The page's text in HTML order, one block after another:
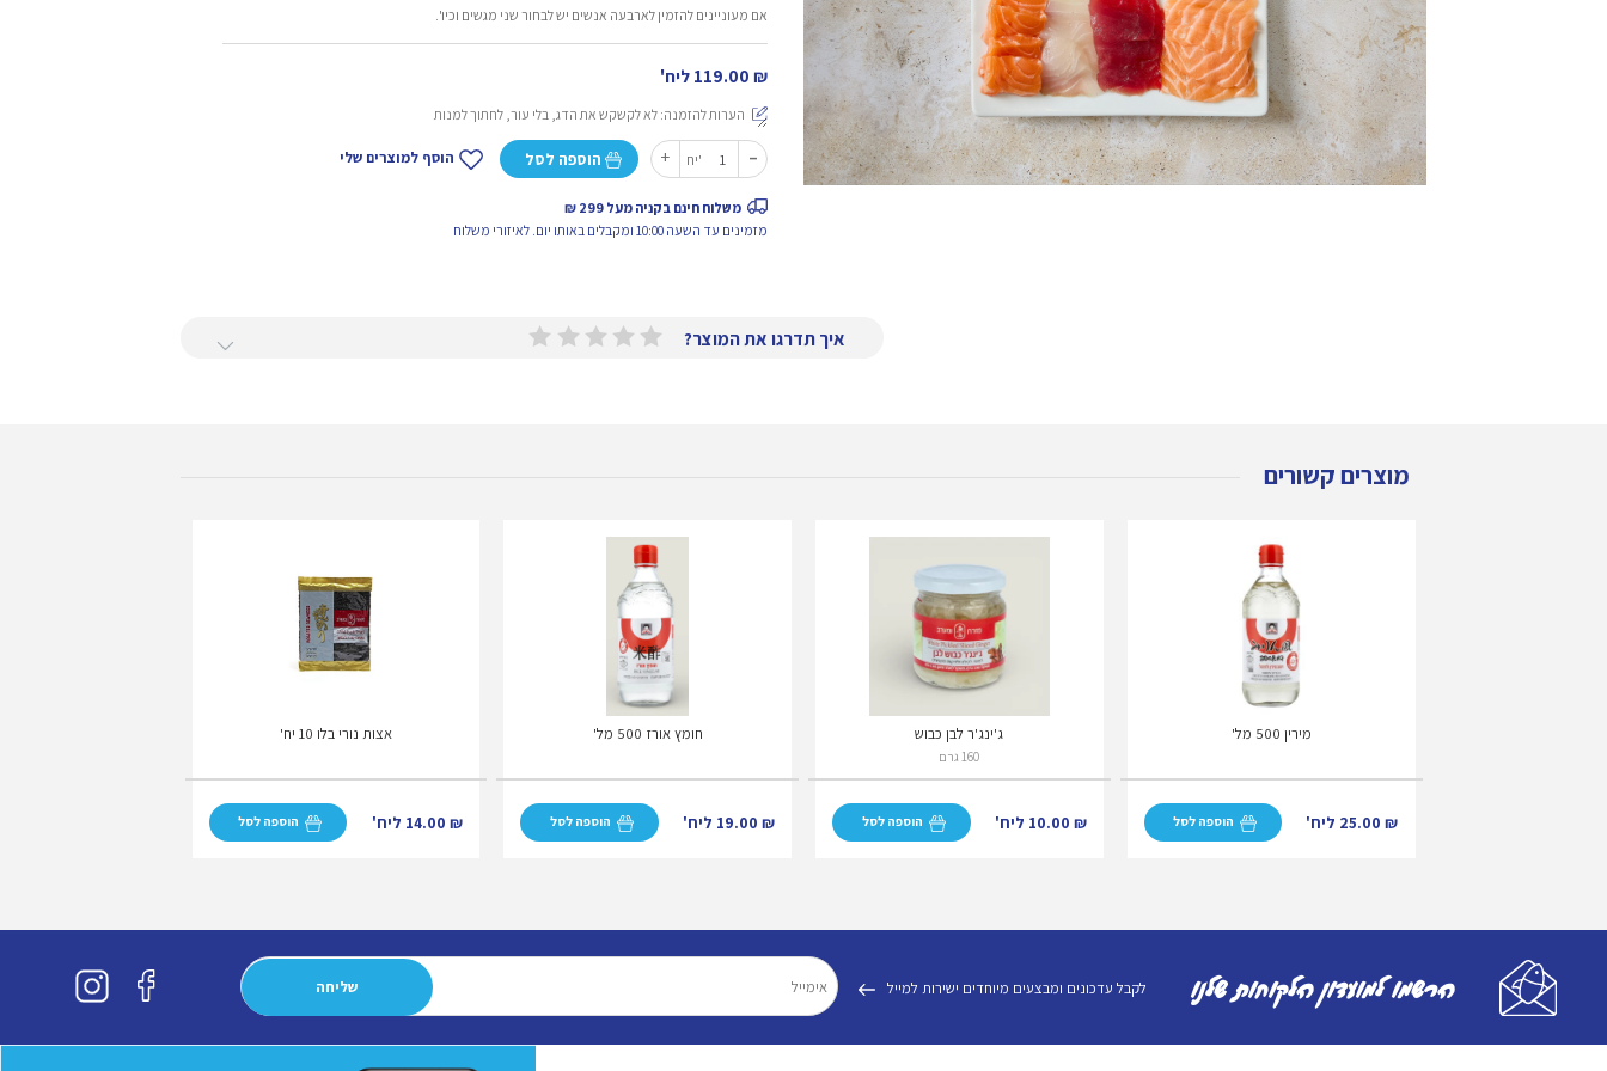
אם מעוניינים להזמין לארבעה אנשים יש לבחור שני מגשים וכיו'.
119.00 ₪ ליח'
-
כמות
של
מגש
סושי
יח' + הוספה לסל הוסף למוצרים שלי
משלוח חינם בקניה מעל 299 ₪
מזמינים עד השעה 10:00 ומקבלים באותו יום.
לאיזורי משלוח
איך תדרגו את המוצר?
מוצרים קשורים
מירין 500 מל'
25.00₪ ליח' הוספה לסל
ג'ינג'ר לבן כבוש
160 גרם
10.00 ₪ ליח' הוספה לסל
חומץ אורז 500 מל'
19.00 ₪ ליח' הוספה לסל
אצות נורי בלו 10 יח'
14.00₪ ליח' הוספה לסל
הרשמו למועדון הלקוחות שלנו לקבל עדכונים ומבצעים מיוחדים ישירות למייל